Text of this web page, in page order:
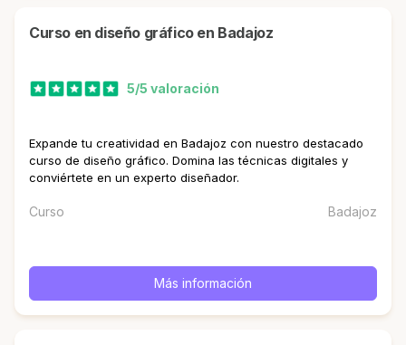
curso en diseño gráfico en Badajoz
5/5 valoración
Expande tu creatividad en Badajoz con nuestro destacado
curso de diseño gráfico. Domina las técnicas digitales y
conviértete en un experto diseñador.
Curso Badajoz
Más información